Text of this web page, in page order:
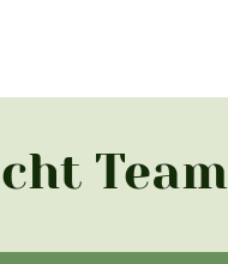
Team